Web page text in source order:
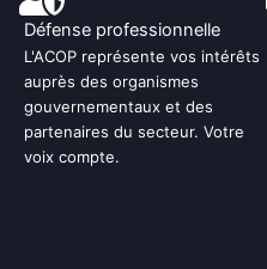
Défense professionnelle
L'ACOP représente vos intérêts
auprès des organismes
gouvernementaux et des
partenaires du secteur. Votre
voix compte.